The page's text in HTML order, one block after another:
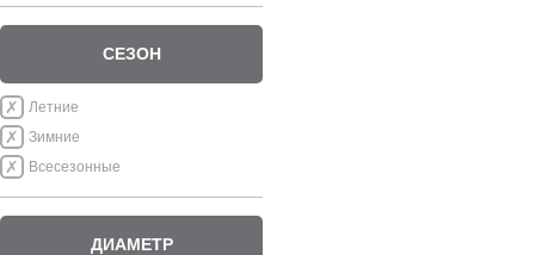
СЕЗОН
Летние
Зимние
Всесезонные
ДИАМЕТР